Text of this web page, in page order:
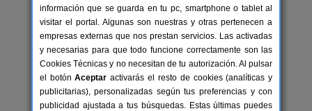
2-16+4 pers.
desde55 €
Pago de Trascasas
Cubillas de Santa Marta (Valladolid)
información que se guarda en tu pc, smartphone o tablet al
visitar el portal. Algunas son nuestras y otras pertenecen a
empresas externas que nos prestan servicios. Las activadas
y necesarias para que todo funcione correctamente son las
Cookies Técnicas y no necesitan de tu autorización. Al pulsar
el botónAceptar activarás el resto de cookies (analíticas y
publicitarias), personalizadas según tus preferencias y con
publicidad ajustada a tus búsquedas. Estas últimas puedes